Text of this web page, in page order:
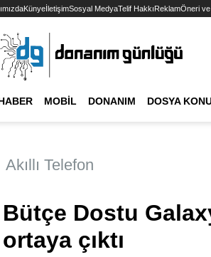
KünyeİletişimSosyal MedyaTelif HakkıReklamÖneri
MOBIL DONANIM DOSYA
Akıllı Telefon
Bütçe Dostu
ortaya çıktı